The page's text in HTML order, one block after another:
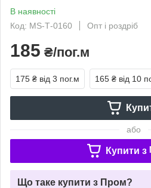
В наявності
Код: MS-Т-0160
Опт і роздріб
185 ₴/пог.м
175 ₴ від 3 пог.м 165 ₴ від 10
або
Купити з
Що таке купити з Пром?